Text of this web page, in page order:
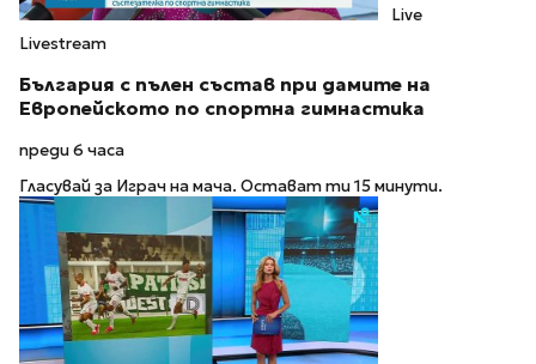
Live
Livestream
България с пълен състав при дамите на
Европейското по спортна гимнастика
преди 6 часа
Гласувай за Играч на мача. Остават ти 15 минути.